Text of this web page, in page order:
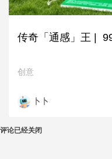
传奇「通感」王 |
创意
卜卜
评论已经关闭